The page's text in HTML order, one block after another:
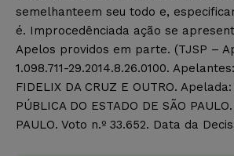
semelhanteem seu todo e,
é. Improcedênciada ação se
Apelos providos em parte. (TJSP –
1.098.711-29.2014.8.26.0100.
FIDELIX DA CRUZ E OUTRO. Apelada:
PÚBLICA DO ESTADO DE SÃO
PAULO. Voto n.º 33.652. Data da